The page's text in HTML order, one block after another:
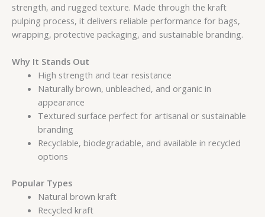
strength, and rugged texture. Made through the kraft
pulping process, it delivers reliable performance for bags,
wrapping, protective packaging, and sustainable branding.
Why It Stands Out
High strength and tear resistance
Naturally brown, unbleached, and organic in
appearance
Textured surface perfect for artisanal or sustainable
branding
Recyclable, biodegradable, and available in recycled
options
Popular Types
Natural brown kraft
Recycled kraft